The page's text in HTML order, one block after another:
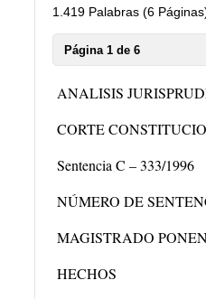
1.419 Palabras (6
Página 1 de 6
ANALISIS
CORTE
Sentencia C – 333/1996
NÚMERO DE
MAGISTRADO
HECHOS